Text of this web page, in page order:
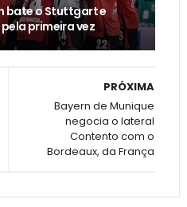
bate o Stuttgart e
primeira vez
PRÓXIMA
Bayern de Munique
negocia o lateral
Contento com o
Bordeaux, da França